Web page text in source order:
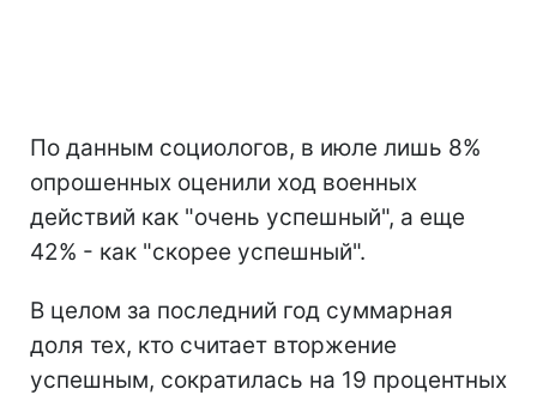
По данным социологов, в июле лишь 8%
опрошенных оценили ход военных
действий как "очень успешный", а еще
42% - как "скорее успешный".
В целом за последний год суммарная
доля тех, кто считает вторжение
успешным, сократилась на 19 процентных